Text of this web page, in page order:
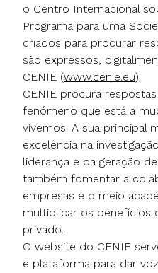
o Centro Internacional
Programa para uma
criados para procurar
são expressos,
CENIE (www.cenie.eu).
CENIE procura
fenómeno que está a
vivemos. A sua principal
excelência na
liderança e da geração
também fomentar a
empresas e o meio
multiplicar os benefícios
privado.
O website do CENIE
e plataforma para dar